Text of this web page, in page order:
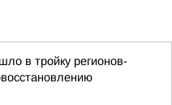
в тройку регионов-